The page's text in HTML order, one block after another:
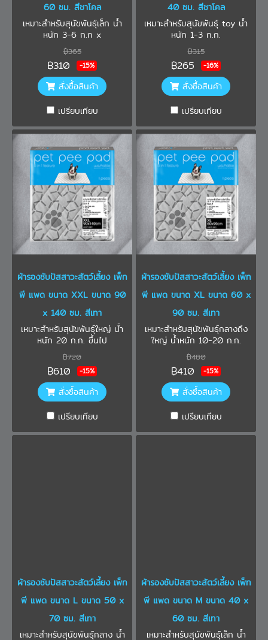
60 ซม. สีชาโคล
เหมาะสำหรับสุนัขพันธุ์เล็ก น้ำ
หนัก 3-6 ก.ก x
฿365
฿310 -15%
สั่งซื้อสินค้า
เปรียบเทียบ
40 ซม. สีชาโคล
เหมาะสำหรับสุนัขพันธุ์ toy น้ำ
หนัก 1-3 ก.ก.
฿315
฿265 -16%
สั่งซื้อสินค้า
เปรียบเทียบ
ผ้ารองซับปัสสาวะสัตว์เลี้ยง เพ็ท
พี แพด ขนาด XXL ขนาด 90
x 140 ซม. สีเทา
เหมาะสำหรับสุนัขพันธุ์ใหญ่ น้ำ
หนัก 20 ก.ก. ขึ้นไป
฿720
฿610 -15%
สั่งซื้อสินค้า
เปรียบเทียบ
ผ้ารองซับปัสสาวะสัตว์เลี้ยง เพ็ท
พี แพด ขนาด XL ขนาด 60 x
90 ซม. สีเทา
เหมาะสำหรับสุนัขพันธุ์กลางถึง
ใหญ่ น้ำหนัก 10-20 ก.ก.
฿480
฿410 -15%
สั่งซื้อสินค้า
เปรียบเทียบ
ผ้ารองซับปัสสาวะสัตว์เลี้ยง เพ็ท
พี แพด ขนาด L ขนาด 50 x
70 ซม. สีเทา
เหมาะสำหรับสุนัขพันธุ์กลาง น้ำ
ผ้ารองซับปัสสาวะสัตว์เลี้ยง เพ็ท
พี แพด ขนาด M ขนาด 40 x
60 ซม. สีเทา
เหมาะสำหรับสุนัขพันธุ์เล็ก น้ำ